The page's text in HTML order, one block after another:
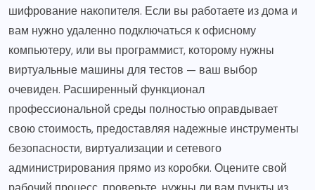
шифрование накопителя. Если вы работаете из дома и
вам нужно удаленно подключаться к офисному
компьютеру, или вы программист, которому нужны
виртуальные машины для тестов — ваш выбор
очевиден. Расширенный функционал
профессиональной среды полностью оправдывает
свою стоимость, предоставляя надежные инструменты
безопасности, виртуализации и сетевого
администрирования прямо из коробки. Оцените свой